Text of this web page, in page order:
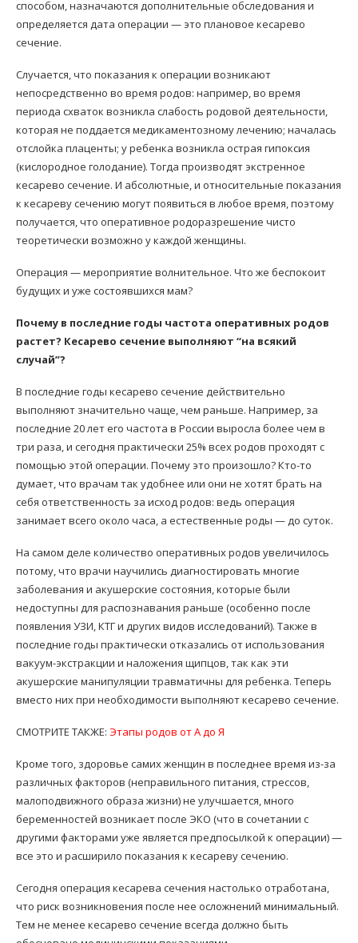
способом, назначаются дополнительные обследования и
определяется дата операции — это плановое кесарево
сечение.
Случается, что показания к операции возникают
непосредственно во время родов: например, во время
периода схваток возникла слабость родовой деятельности,
которая не поддается медикаментозному лечению; началась
отслойка плаценты; у ребенка возникла острая гипоксия
(кислородное голодание). Тогда производят экстренное
кесарево сечение. И абсолютные, и относительные показания
к кесареву сечению могут появиться в любое время, поэтому
получается, что оперативное родоразрешение чисто
теоретически возможно у каждой женщины.
Операция — мероприятие волнительное. Что же беспокоит
будущих и уже состоявшихся мам?
Почему в последние годы частота оперативных родов
растет? Кесарево сечение выполняют “на всякий
случай”?
В последние годы кесарево сечение действительно
выполняют значительно чаще, чем раньше. Например, за
последние 20 лет его частота в России выросла более чем в
три раза, и сегодня практически 25% всех родов проходят с
помощью этой операции. Почему это произошло? Кто-то
думает, что врачам так удобнее или они не хотят брать на
себя ответственность за исход родов: ведь операция
занимает всего около часа, а естественные роды — до суток.
На самом деле количество оперативных родов увеличилось
потому, что врачи научились диагностировать многие
заболевания и акушерские состояния, которые были
недоступны для распознавания раньше (особенно после
появления УЗИ, КТГ и других видов исследований). Также в
последние годы практически отказались от использования
вакуум-экстракции и наложения щипцов, так как эти
акушерские манипуляции травматичны для ребенка. Теперь
вместо них при необходимости выполняют кесарево сечение.
СМОТРИТЕ ТАКЖЕ: Этапы родов от А до Я
Кроме того, здоровье самих женщин в последнее время из-за
различных факторов (неправильного питания, стрессов,
малоподвижного образа жизни) не улучшается, много
беременностей возникает после ЭКО (что в сочетании с
другими факторами уже является предпосылкой к операции) —
все это и расширило показания к кесареву сечению.
Сегодня операция кесарева сечения настолько отработана,
что риск возникновения после нее осложнений минимальный.
Тем не менее кесарево сечение всегда должно быть